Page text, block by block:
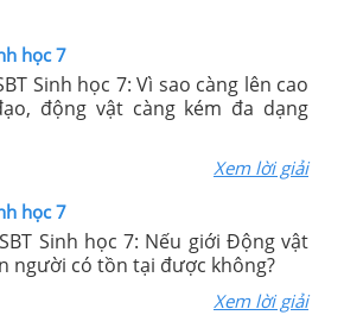
học 7
Sinh học 7: Vì sao càng lên cao
động vật càng kém đa dạng
Xem lời giải
học 7
Sinh học 7: Nếu giới Động vật
người có tồn tại được không?
Xem lời giải